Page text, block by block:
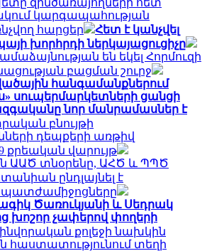
կարգապահության
հարցեր
Հետ է կանչվել
խորհրդի ներկայացուցիչը
են եկել Հորմուզի
բացման շուրջ
հանգամանքներում
սուպերմարկետների ցանցի
նոր մանրամասներ է
բնույթի
դեպքերի առթիվ
քրեական վարույթ
ԱԱԾ տնօրենը, ԱՀԾ և ՊՊԾ
ընդլայնել է
Ծառուկյանի և Սեդրակ
խոշոր չափերով փողերի
քոլեջի նախկին
հաստատությունում տեղի